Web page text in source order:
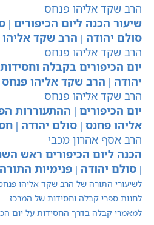
הרב שקד אליהו פנחס
שיעור הכנה ליום הכיפורים |
סולם יהודה | הרב שקד
הרב שקד אליהו פנחס
יום הכיפורים בקבלה
יהודה | הרב שקד אליהו פנחס
הרב שקד אליהו פנחס
יום הכיפורים | ההתעוררות
אליהו פחנס | סולם יהודה |
הרב אסף אהרון מכבי
הכנה ליום הכיפורים ראש
| סולם יהודה | פנימיות התורה
לשיעורי התורה של הרב שקד אליהו
לחנות ספרי קבלה וחסידות של המרכז
למאמרי קבלה בדרך החסידות על יום